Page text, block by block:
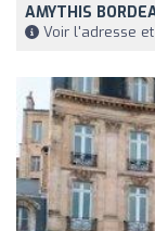
AMYTHIS
Voir l'adresse